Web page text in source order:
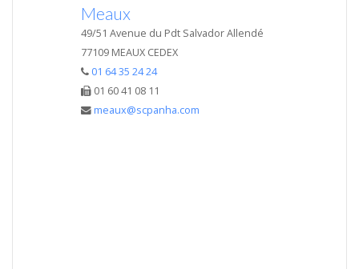
Meaux
49/51 Avenue du Pdt Salvador Allendé
77109 MEAUX CEDEX
01 64 35 24 24
01 60 41 08 11
meaux@scpanha.com